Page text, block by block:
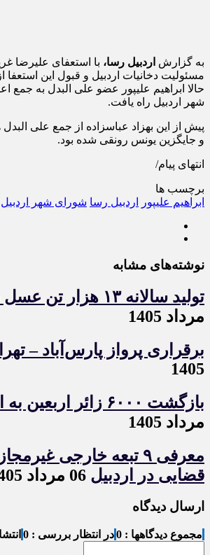
به گزارش اردبیل رسا، با استعفای علیرضا
مسئولیت دخانیات اردبیل و قبول این
حالا ابراهیم علیپور عضو علی البدل به
شهر اردبیل راه یافت.
پیش از این بهزاد عباسزاده از جمع علی
و جایگزین یونس رونقی شده بود.
انتهای پیام/
برچسب ها
ابراهیم علیپور
اردبیل رسا شورای شهر اردبیل
نوشته‌های مشابه
تولید سالانه ۱۳ هزار تن عسل در اردبیل
مرداد 1405
برقراری پرواز پارس‌آباد –
1405
بازگشت ۶۰۰۰ زائر اربعین به اردبیل
مرداد 1405
معرفی ۹ تبعه خارجی
قضایی در اردبیل
ارسال دیدگاه
مجموع دیدگاهها : 0 در انتظار بررسی : 0